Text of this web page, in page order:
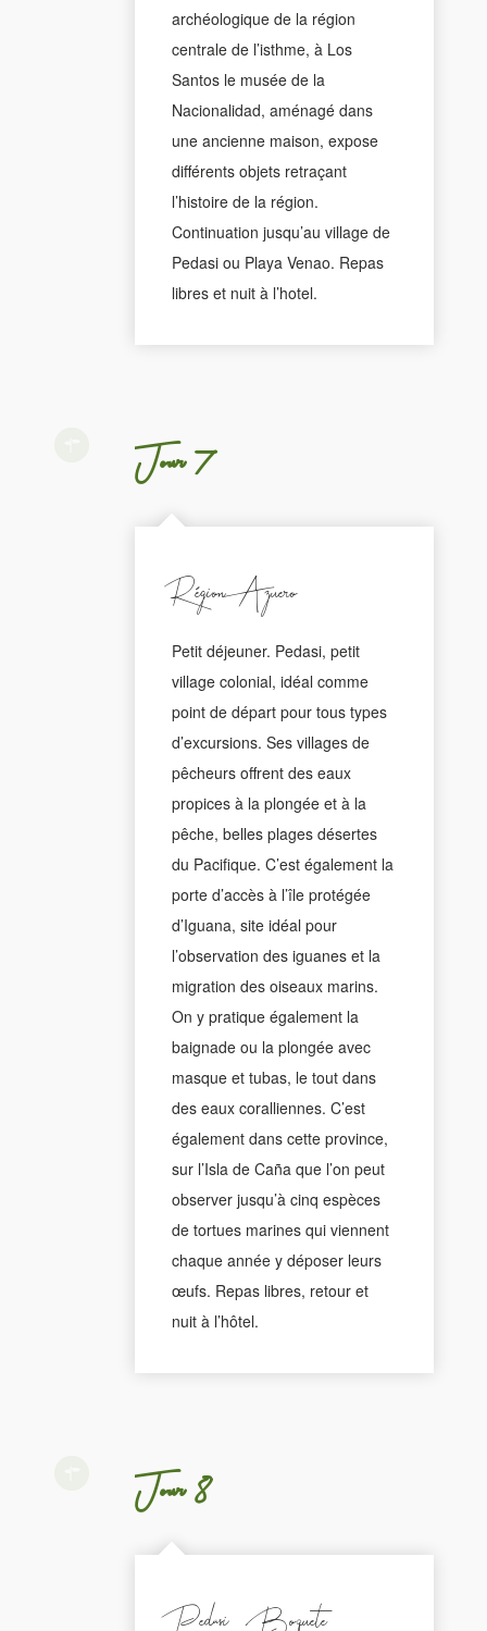
archéologique de la région
centrale de l’isthme, à Los
Santos le musée de la
Nacionalidad, aménagé dans
une ancienne maison, expose
différents objets retraçant
l’histoire de la région.
Continuation jusqu’au village de
Pedasi ou Playa Venao. Repas
libres et nuit à l’hotel.
Jour 7
Région Azuero
Petit déjeuner. Pedasi, petit
village colonial, idéal comme
point de départ pour tous types
d’excursions. Ses villages de
pêcheurs offrent des eaux
propices à la plongée et à la
pêche, belles plages désertes
du Pacifique. C’est également la
porte d’accès à l’île protégée
d’Iguana, site idéal pour
l’observation des iguanes et la
migration des oiseaux marins.
On y pratique également la
baignade ou la plongée avec
masque et tubas, le tout dans
des eaux coralliennes. C’est
également dans cette province,
sur l’Isla de Caña que l’on peut
observer jusqu’à cinq espèces
de tortues marines qui viennent
chaque année y déposer leurs
œufs. Repas libres, retour et
nuit à l’hôtel.
Jour 8